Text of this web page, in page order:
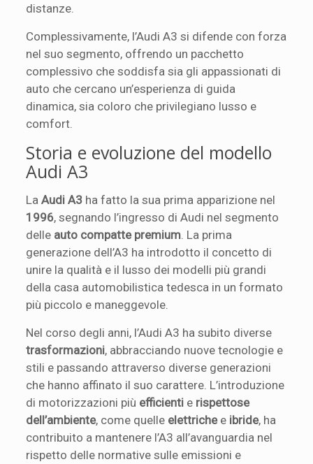
distanze.
Complessivamente, l’Audi A3 si difende con forza
nel suo segmento, offrendo un pacchetto
complessivo che soddisfa sia gli appassionati di
auto che cercano un’esperienza di guida
dinamica, sia coloro che privilegiano lusso e
comfort.
Storia e evoluzione del modello
Audi A3
LaAudi A3 ha fatto la sua prima apparizione nel
1996, segnando l’ingresso di Audi nel segmento
delle auto compatte premium . La prima
generazione dell’A3 ha introdotto il concetto di
unire la qualità e il lusso dei modelli più grandi
della casa automobilistica tedesca in un formato
più piccolo e maneggevole.
Nel corso degli anni, l’Audi A3 ha subito diverse
trasformazioni, abbracciando nuove tecnologie e
stili e passando attraverso diverse generazioni
che hanno affinato il suo carattere. L’introduzione
di motorizzazioni più efficienti e rispettose
dell’ambiente, come quelle elettrichee ibride, ha
contribuito a mantenere l’A3 all’avanguardia nel
rispetto delle normative sulle emissioni e